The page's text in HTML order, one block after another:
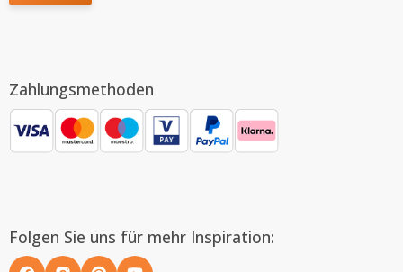
Zahlungsmethoden
Folgen Sie uns für mehr Inspiration: